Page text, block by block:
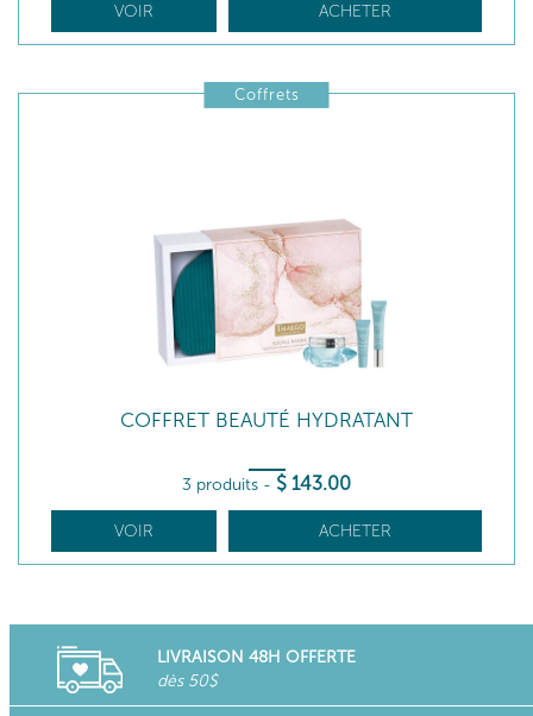
VOIR ACHETER
Coffrets
COFFRET BEAUTÉ HYDRATANT
3 produits - $ 143.00
VOIR ACHETER
LIVRAISON 48H OFFERTE
dès 50$